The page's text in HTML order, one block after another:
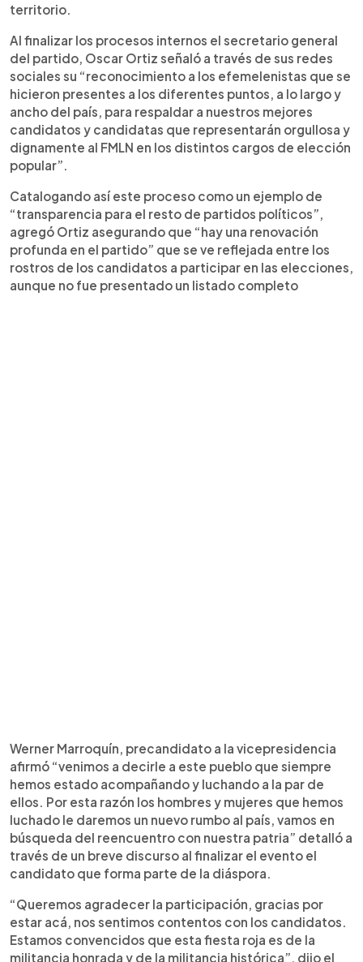
territorio.
Al finalizar los procesos internos el secretario general
del partido, Oscar Ortiz señaló a través de sus redes
sociales su “reconocimiento a los efemelenistas que se
hicieron presentes a los diferentes puntos, a lo largo y
ancho del país, para respaldar a nuestros mejores
candidatos y candidatas que representarán orgullosa y
dignamente al FMLN en los distintos cargos de elección
popular”.
Catalogando así este proceso como un ejemplo de
“transparencia para el resto de partidos políticos”,
agregó Ortiz asegurando que “hay una renovación
profunda en el partido” que se ve reflejada entre los
rostros de los candidatos a participar en las elecciones,
aunque no fue presentado un listado completo
Werner Marroquín, precandidato a la vicepresidencia
afirmó “venimos a decirle a este pueblo que siempre
hemos estado acompañando y luchando a la par de
ellos. Por esta razón los hombres y mujeres que hemos
luchado le daremos un nuevo rumbo al país, vamos en
búsqueda del reencuentro con nuestra patria” detalló a
través de un breve discurso al finalizar el evento el
candidato que forma parte de la diáspora.
“Queremos agradecer la participación, gracias por
estar acá, nos sentimos contentos con los candidatos.
Estamos convencidos que esta fiesta roja es de la
militancia honrada y de la militancia histórica”, dijo el